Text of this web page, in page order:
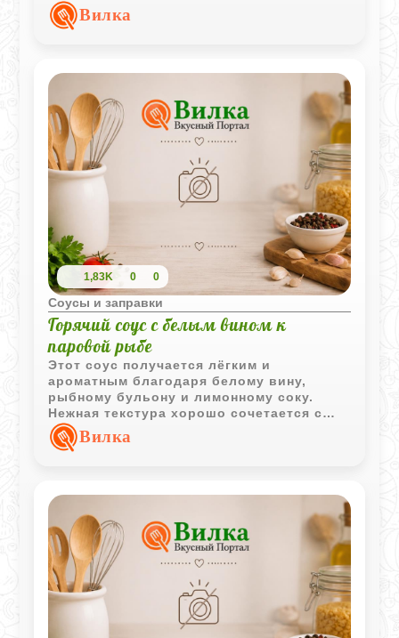
Вилка
1,83K 0 0
Соусы и заправки
Горячий соус с белым вином к
паровой рыбе
Этот соус получается лёгким и
ароматным благодаря белому вину,
рыбному бульону и лимонному соку.
Нежная текстура хорошо сочетается с
паровой рыбой.
Вилка